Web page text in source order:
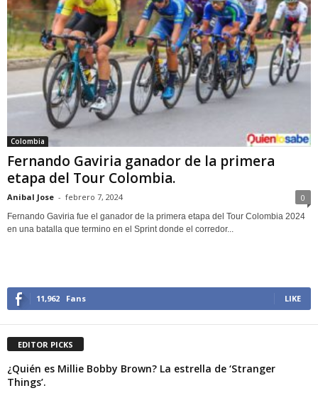
Colombia
Fernando Gaviria ganador de la primera
etapa del Tour Colombia.
Anibal Jose - febrero 7, 2024 0
Fernando Gaviria fue el ganador de la primera etapa del Tour Colombia 2024
en una batalla que termino en el Sprint donde el corredor...
11,962 Fans LIKE
EDITOR PICKS
¿Quién es Millie Bobby Brown? La estrella de ‘Stranger
Things’.